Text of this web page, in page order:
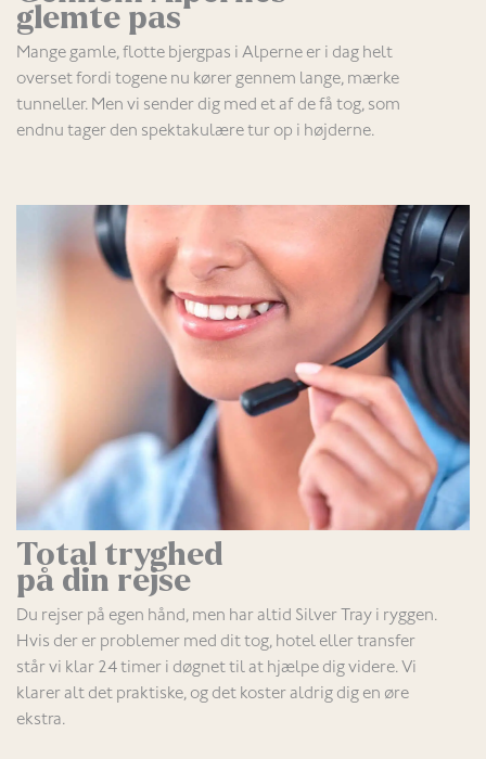
glemte pas
Mange gamle, flotte bjergpas i Alperne er i dag helt
overset fordi togene nu kører gennem lange, mærke
tunneller. Men vi sender dig med et af de få tog, som
endnu tager den spektakulære tur op i højderne.
Total tryghed
på din rejse
Du rejser på egen hånd, men har altid Silver Tray i ryggen.
Hvis der er problemer med dit tog, hotel eller transfer
står vi klar 24 timer i døgnet til at hjælpe dig videre. Vi
klarer alt det praktiske, og det koster aldrig dig en øre
ekstra.